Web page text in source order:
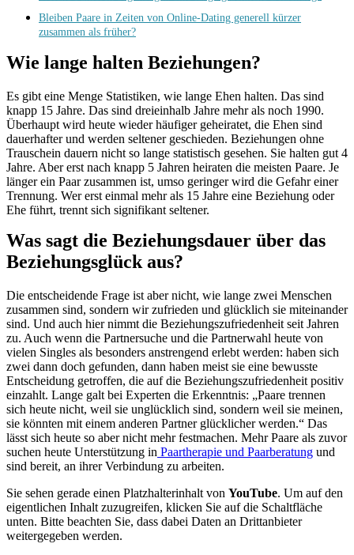
Bleiben Paare in Zeiten von Online-Dating generell kürzer
zusammen als früher?
Wie lange halten Beziehungen?
Es gibt eine Menge Statistiken, wie lange Ehen halten. Das sind
knapp 15 Jahre. Das sind dreieinhalb Jahre mehr als noch 1990.
Überhaupt wird heute wieder häufiger geheiratet, die Ehen sind
dauerhafter und werden seltener geschieden. Beziehungen ohne
Trauschein dauern nicht so lange statistisch gesehen. Sie halten gut 4
Jahre. Aber erst nach knapp 5 Jahren heiraten die meisten Paare. Je
länger ein Paar zusammen ist, umso geringer wird die Gefahr einer
Trennung. Wer erst einmal mehr als 15 Jahre eine Beziehung oder
Ehe führt, trennt sich signifikant seltener.
Was sagt die Beziehungsdauer über das
Beziehungsglück aus?
Die entscheidende Frage ist aber nicht, wie lange zwei Menschen
zusammen sind, sondern wir zufrieden und glücklich sie miteinander
sind. Und auch hier nimmt die Beziehungszufriedenheit seit Jahren
zu. Auch wenn die Partnersuche und die Partnerwahl heute von
vielen Singles als besonders anstrengend erlebt werden: haben sich
zwei dann doch gefunden, dann haben meist sie eine bewusste
Entscheidung getroffen, die auf die Beziehungszufriedenheit positiv
einzahlt. Lange galt bei Experten die Erkenntnis: „Paare trennen
sich heute nicht, weil sie unglücklich sind, sondern weil sie meinen,
sie könnten mit einem anderen Partner glücklicher werden.“ Das
lässt sich heute so aber nicht mehr festmachen. Mehr Paare als zuvor
suchen heute Unterstützung in Paartherapie und Paarberatung und
sind bereit, an ihrer Verbindung zu arbeiten.
Sie sehen gerade einen Platzhalterinhalt von YouTube. Um auf den
eigentlichen Inhalt zuzugreifen, klicken Sie auf die Schaltfläche
unten. Bitte beachten Sie, dass dabei Daten an Drittanbieter
weitergegeben werden.